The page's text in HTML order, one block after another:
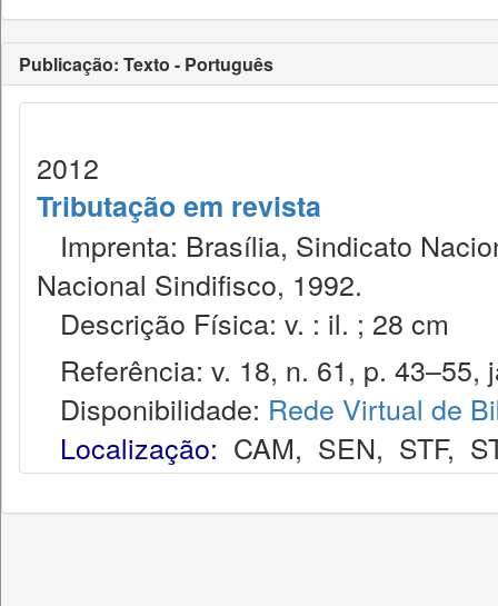
Publicação: Texto - Português
2012
Tributação em revista
Imprenta: Brasília, Sindicato
Nacional Sindifisco, 1992.
Descrição Física: v. : il. ; 28 cm
Referência: v. 18, n. 61, p. 43–55,
Disponibilidade: Rede Virtual de
Localização: CAM, SEN, STF,